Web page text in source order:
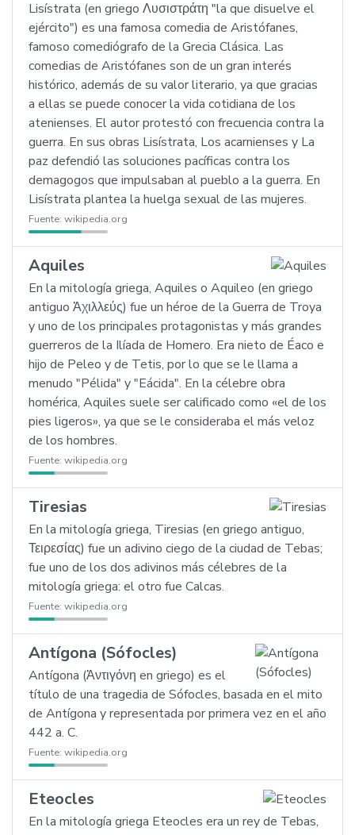
Lisístrata (en griego Λυσιστράτη "la que disuelve el
ejército") es una famosa comedia de Aristófanes,
famoso comediógrafo de la Grecia Clásica. Las
comedias de Aristófanes son de un gran interés
histórico, además de su valor literario, ya que gracias
a ellas se puede conocer la vida cotidiana de los
atenienses. El autor protestó con frecuencia contra la
guerra. En sus obras Lisístrata, Los acarnienses y La
paz defendió las soluciones pacíficas contra los
demagogos que impulsaban al pueblo a la guerra. En
Lisístrata plantea la huelga sexual de las mujeres.
Fuente: wikipedia.org
Aquiles
En la mitología griega, Aquiles o Aquileo (en griego
antiguo Ἀχιλλεύς) fue un héroe de la Guerra de Troya
y uno de los principales protagonistas y más grandes
guerreros de la Ilíada de Homero. Era nieto de Éaco e
hijo de Peleo y de Tetis, por lo que se le llama a
menudo "Pélida" y "Eácida". En la célebre obra
homérica, Aquiles suele ser calificado como «el de los
pies ligeros», ya que se le consideraba el más veloz
de los hombres.
Fuente: wikipedia.org
Tiresias
En la mitología griega, Tiresias (en griego antiguo,
Τειρεσίας) fue un adivino ciego de la ciudad de Tebas;
fue uno de los dos adivinos más célebres de la
mitología griega: el otro fue Calcas.
Fuente: wikipedia.org
Antígona (Sófocles)
Antígona (Ἀντιγόνη en griego) es el
título de una tragedia de Sófocles, basada en el mito
de Antígona y representada por primera vez en el año
442 a. C.
Fuente: wikipedia.org
Eteocles
En la mitología griega Eteocles era un rey de Tebas,